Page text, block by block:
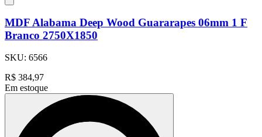
MDF Alabama Deep Wood Guararapes 06mm 1 F
Branco 2750X1850
SKU: 6566
R$ 384,97
Em estoque